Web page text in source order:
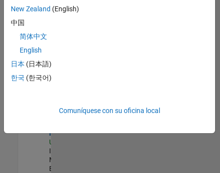
zona.
Oil & Gas Industry Manager
US-TX-Plano
Marketing |
Aerospace &
Defense
Manager
US-MA-Natick
Industry
Marketing |
Experimentado
New Zealand (English)
中国
简体中文
English
日本 (日本語)
한국 (한국어)
Comuníquese con su oficina local